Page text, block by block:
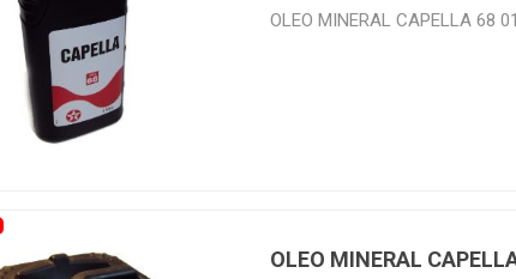
OLEO MINERAL CAPELLA 68
OLEO MINERAL